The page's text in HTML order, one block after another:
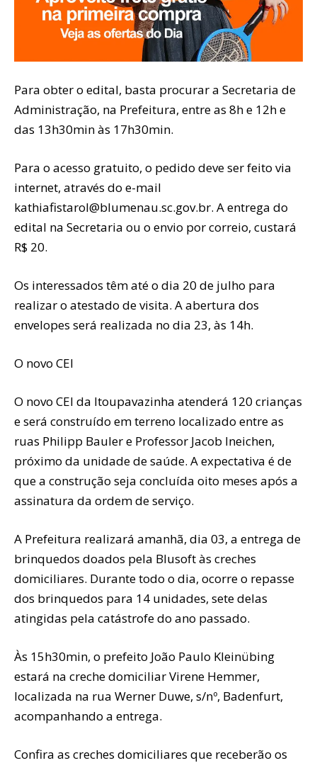
Para obter o edital, basta procurar a Secretaria de
Administração, na Prefeitura, entre as 8h e 12h e
das 13h30min às 17h30min.
Para o acesso gratuito, o pedido deve ser feito via
internet, através do e-mail
kathiafistarol@blumenau.sc.gov.br. A entrega do
edital na Secretaria ou o envio por correio, custará
R$ 20.
Os interessados têm até o dia 20 de julho para
realizar o atestado de visita. A abertura dos
envelopes será realizada no dia 23, às 14h.
O novo CEI
O novo CEI da Itoupavazinha atenderá 120 crianças
e será construído em terreno localizado entre as
ruas Philipp Bauler e Professor Jacob Ineichen,
próximo da unidade de saúde. A expectativa é de
que a construção seja concluída oito meses após a
assinatura da ordem de serviço.
A Prefeitura realizará amanhã, dia 03, a entrega de
brinquedos doados pela Blusoft às creches
domiciliares. Durante todo o dia, ocorre o repasse
dos brinquedos para 14 unidades, sete delas
atingidas pela catástrofe do ano passado.
Às 15h30min, o prefeito João Paulo Kleinübing
estará na creche domiciliar Virene Hemmer,
localizada na rua Werner Duwe, s/nº, Badenfurt,
acompanhando a entrega.
Confira as creches domiciliares que receberão os